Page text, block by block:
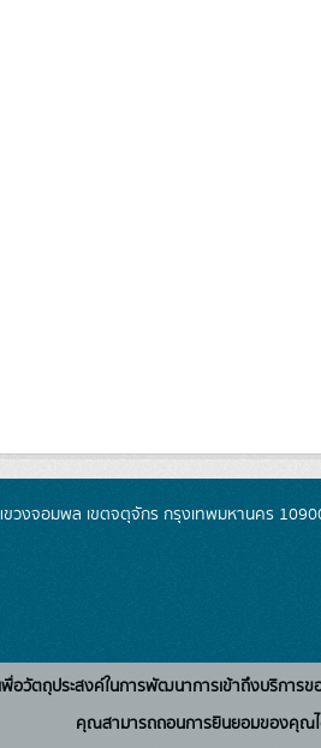
วงจอมพล เขตจตุจักร กรุงเทพมหานคร
พื่อวัตถุประสงค์ในการพัฒนาการเข้าถึงบริกา
คุณสามารถถอนการยินยอมของคุณ